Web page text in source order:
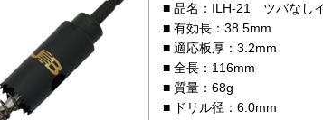
品名：ILH-21 ツバなし
有効長：38.5mm
適応板厚：3.2mm
全長：116mm
質量：68g
ドリル径：6.0mm